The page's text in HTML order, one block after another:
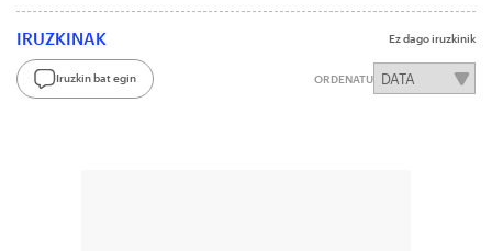
IRUZKINAK Ez dago iruzkinik
Iruzkin bat egin ORDENATU